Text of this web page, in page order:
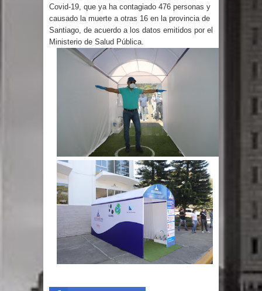
Calor extremo para este jueves en
gran parte del territorio nacional
Miles de marroquíes cruzan la
frontera en masa para entrar a
TC declara inconstitucional decreto
sobre horarios de venta de alcohol
vigente desde 2006 y exige ley del
Congreso
Presidente LMD Víctor D´Aza
supervisa obra relleno sanitario y se
reúne con alcalde San Cristóbal
Covid-19, que ya ha contagiado 476 personas y
causado la muerte a otras 16 en la provincia de
Santiago, de acuerdo a los datos emitidos por el
Ministerio de Salud Pública.